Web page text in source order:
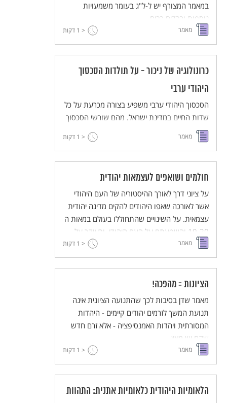
במאמר המצורף יש ל-ל"ג בעומר משמעויות
נוספות ורבדים רבים.
מאמר < 1 דקות
כרונולוגיה של ניכור - על תולדות הסכסוך
היהודי ערבי
הסכסוך היהודי ערבי משפיע בצורה מכרעת על כל
שדות החיים במדינת ישראל. מהם שורשי הסכסוך
וכיצד הכל התחיל. להלן מאמר הבוחן את מסכת
מאמר < 1 דקות
חולמים ושואפים לעצמאות יהודית
על ציוני דרך לאורך ההיסטוריה של העם היהודי
אשר לאורכה שאפו היהודים להקים מדינה יהודית
עצמאית. על השינויים שהתחוללו בעולם במאות ה
19-20 והשפעתם על העם היהודי, ובעיקר על
זרמים שונים בקרב העם היהודי, שחלקם פעל
להקמת מדינה יהודית וחלקם התנגד לה.
מאמר < 1 דקות
הציונות = מהפכה!
מאמר שדן בסיבות לכך שהתנועה הציונית אינה
תנועת המשך לזרמים יהודים קיימים - היהדות
המסורתית ויהדות האמנסיפציה - אלא זרם חדש
שקם יש מאין.
מאמר < 1 דקות
הלאומיות היהודית כלאומיות אתנית: התהוות